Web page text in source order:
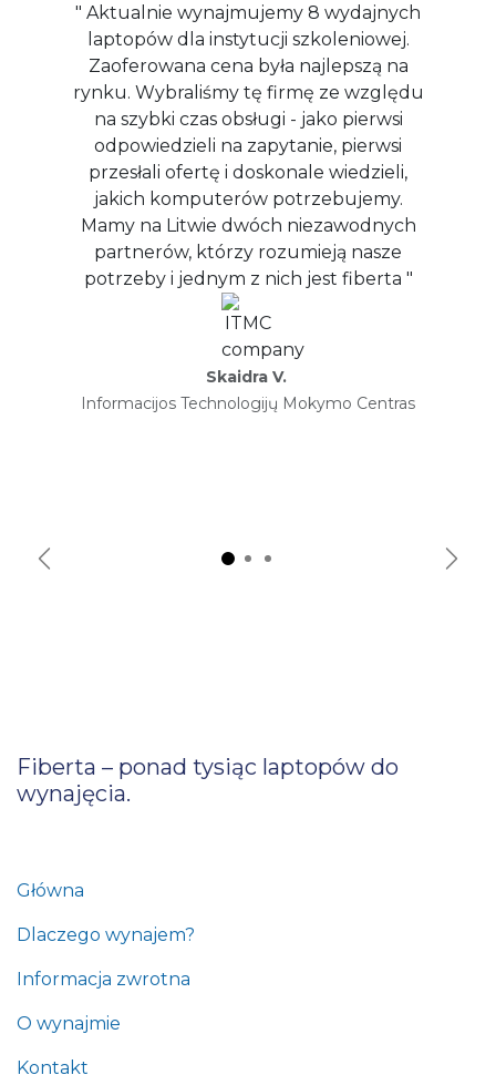
" Aktualnie wynajmujemy 8 wydajnych
laptopów dla instytucji szkoleniowej.
Zaoferowana cena była najlepszą na
rynku. Wybraliśmy tę firmę ze względu
na szybki czas obsługi - jako pierwsi
odpowiedzieli na zapytanie, pierwsi
przesłali ofertę i doskonale wiedzieli,
jakich komputerów potrzebujemy.
Mamy na Litwie dwóch niezawodnych
partnerów, którzy rozumieją nasze
potrzeby i jednym z nich jest fiberta "
Skaidra V.
Informacijos Technologijų Mokymo Centras​
Wstecz Dalej
Fiberta – ponad tysiąc laptopów do
wynajęcia.
Główna
Dlaczego wynajem?
Informacja zwrotna
O wynajmie
Kontakt